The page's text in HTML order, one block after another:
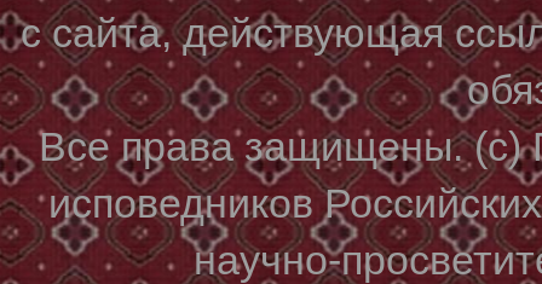
с сайта, действующая
Все права защищены. (с)
исповедников
научно-